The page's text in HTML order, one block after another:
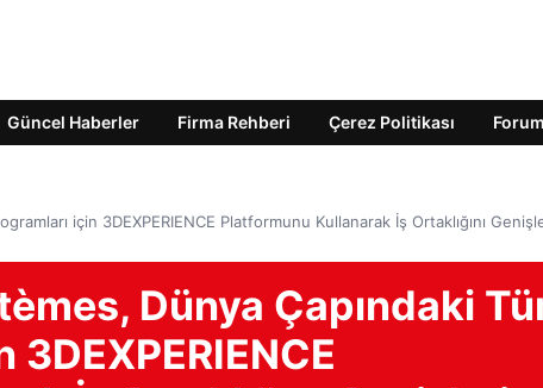
Güncel Haberler Firma Rehberi Çerez Politikası Forum
için 3DEXPERIENCE Platformunu Kullanarak İş Ortaklığını
Dünya Çapındaki